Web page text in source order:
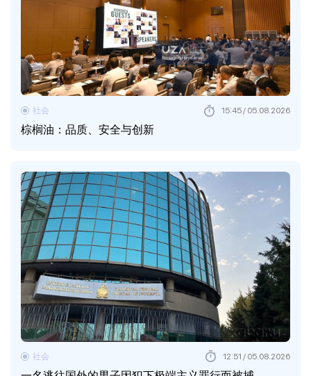
棕榈油：品质、安全与创新
社会 15:45 / 05.08.2026
社会 12:51 / 05.08.2026